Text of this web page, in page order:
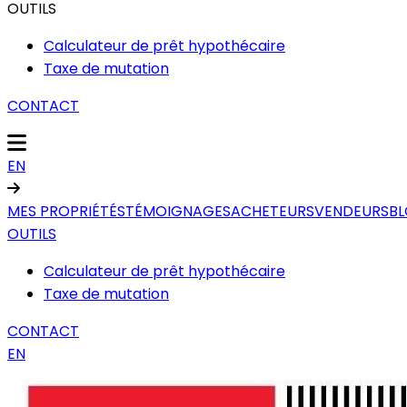
OUTILS
Calculateur de prêt hypothécaire
Taxe de mutation
CONTACT
EN
MES PROPRIÉTÉSTÉMOIGNAGESACHETEURSVENDEURS
OUTILS
Calculateur de prêt hypothécaire
Taxe de mutation
CONTACT
EN